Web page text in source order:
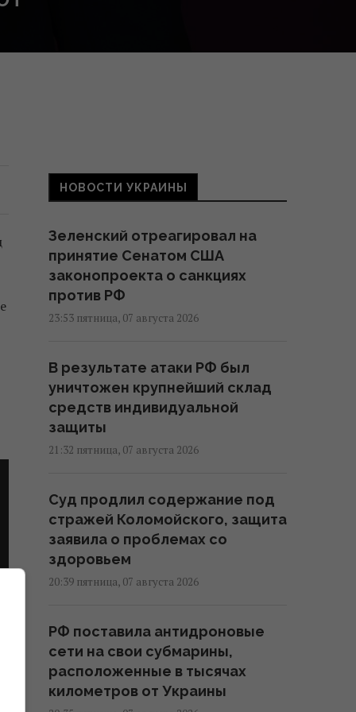
НОВОСТИ УКРАИНЫ
Зеленский отреагировал на
принятие Сенатом США
законопроекта о санкциях
против РФ
23:53 пятница, 07 августа 2026
В результате атаки РФ был
уничтожен крупнейший склад
средств индивидуальной
защиты
21:32 пятница, 07 августа 2026
Суд продлил содержание под
стражей Коломойского, защита
заявила о проблемах со
здоровьем
20:39 пятница, 07 августа 2026
РФ поставила антидроновые
сети на свои субмарины,
расположенные в тысячах
километров от Украины